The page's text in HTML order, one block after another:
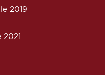
2019
2021